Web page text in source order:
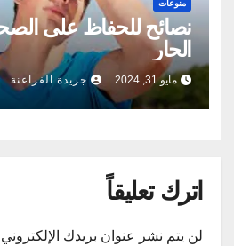
منوعات
نصائح للحفاظ على
الحار
مايو 31, 2024 جريدة الفراعنة
اترك تعليقاً
لن يتم نشر عنوان بريدك